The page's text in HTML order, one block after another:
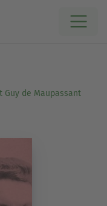
Guy de Maupassant